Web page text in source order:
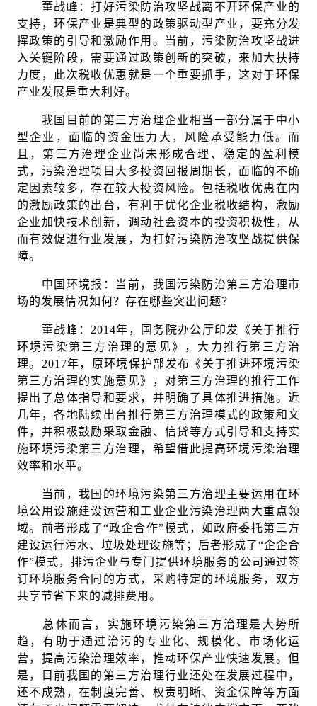
董战峰：打好污染防治攻坚战离不开环保产业的
支持，环保产业是典型的政策驱动型产业，要充分发
挥政策的引导和激励作用。当前，污染防治攻坚战进
入关键阶段，需要通过政策创新的突破，来加大扶持
力度，此次税收优惠就是一个重要抓手，这对于环保
产业发展是重大利好。
我国目前的第三方治理企业相当一部分属于中小
型企业，面临的资金压力大，风险承受能力低。而
且，第三方治理企业尚未形成合理、稳定的盈利模
式，污染治理项目大多投资回报周期长，面临的不确
定因素较多，存在较大投资风险。包括税收优惠在内
的激励政策的出台，有利于优化企业税收结构，激励
企业加快技术创新，调动社会资本的投资积极性，从
而有效促进行业发展，为打好污染防治攻坚战提供保
障。
中国环境报：当前，我国污染防治第三方治理市
场的发展情况如何？存在哪些突出问题？
董战峰：2014年，国务院办公厅印发《关于推行
环境污染第三方治理的意见》，大力推行第三方治
理。2017年，原环境保护部发布《关于推进环境污染
第三方治理的实施意见》，对第三方治理的推行工作
提出了总体指导和要求，并明确了具体推进措施。近
几年，各地陆续出台推行第三方治理模式的政策和文
件，并积极鼓励采取金融、信贷等方式引导和支持实
施环境污染第三方治理，希望借此提高环境污染治理
效率和水平。
当前，我国的环境污染第三方治理主要运用在环
境公用设施建设运营和工业企业污染治理两大重点领
域。前者形成了“政企合作”模式，如政府委托第三方
建设运行污水、垃圾处理设施等；后者形成了“企企合
作”模式，排污企业与专门提供环境服务的公司通过签
订环境服务合同的方式，采购特定的环境服务，双方
共享节省下来的减排费用。
总体而言，实施环境污染第三方治理是大势所
趋，有助于通过治污的专业化、规模化、市场化运
营，提高污染治理效率，推动环保产业快速发展。但
是，目前我国的第三方治理行业还处在发展过程中，
还不成熟，在制度完善、权责明晰、资金保障等方面